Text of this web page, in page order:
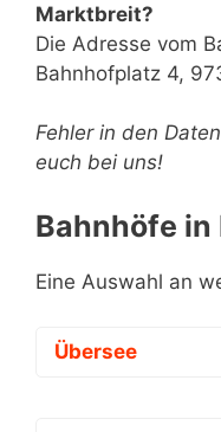
Marktbreit?
Die Adresse vom
Bahnhofplatz 4,
Fehler in den
euch bei uns!
Bahnhöfe in
Eine Auswahl an
Übersee